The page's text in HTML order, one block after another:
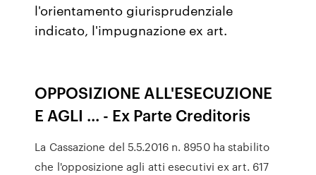
l'orientamento giurisprudenziale
indicato, l'impugnazione ex art.
OPPOSIZIONE ALL'ESECUZIONE
E AGLI ... - Ex Parte Creditoris
La Cassazione del 5.5.2016 n. 8950 ha stabilito
che l'opposizione agli atti esecutivi ex art. 617